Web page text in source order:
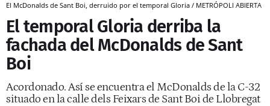
El McDonalds de Sant Boi, derruido por el temporal Gloria / METRÓPOLI ABIERTA
El temporal Gloria derriba la
fachada del McDonalds de Sant
Boi
Acordonado. Así se encuentra el McDonalds de la C-32
situado en la calle dels Feixars de Sant Boi de Llobregat